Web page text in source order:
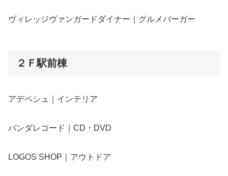
ヴィレッジヴァンガードダイナー｜グルメバーガー
２Ｆ駅前棟
アデペシュ｜インテリア
バンダレコード｜CD・DVD
LOGOS SHOP｜アウトドア